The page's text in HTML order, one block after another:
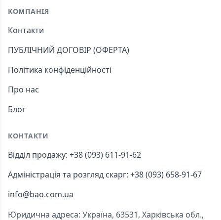
КОМПАНІЯ
Контакти
ПУБЛІЧНИЙ ДОГОВІР (ОФЕРТА)
Політика конфіденційності
Про нас
Блог
КОНТАКТИ
Відділ продажу: +38 (093) 611-91-62
Адміністрація та розгляд скарг: +38 (093) 658-91-67
info@bao.com.ua
Юридична адреса: Україна, 63531, Харківська обл.,